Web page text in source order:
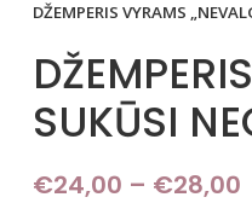
DŽEMPERIS VYRAMS
SUKŪSI
€24,00 – €28,00